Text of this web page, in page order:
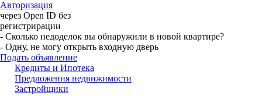
Авторизация
через Open ID без
регистрирации
- Сколько недоделок вы обнаружили в новой квартире?
- Одну, не могу открыть входную дверь
Подать объявление
Кредиты и Ипотека
Предложения недвижимости
Застройщики